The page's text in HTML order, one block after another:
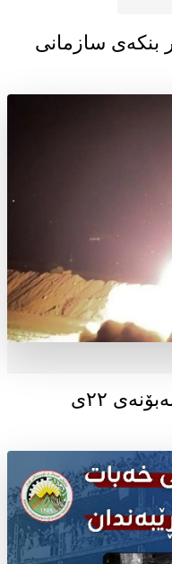
بنکەی سازمانی
پەیامی سازمانی خەبات بەبۆنەی ۲۲ی